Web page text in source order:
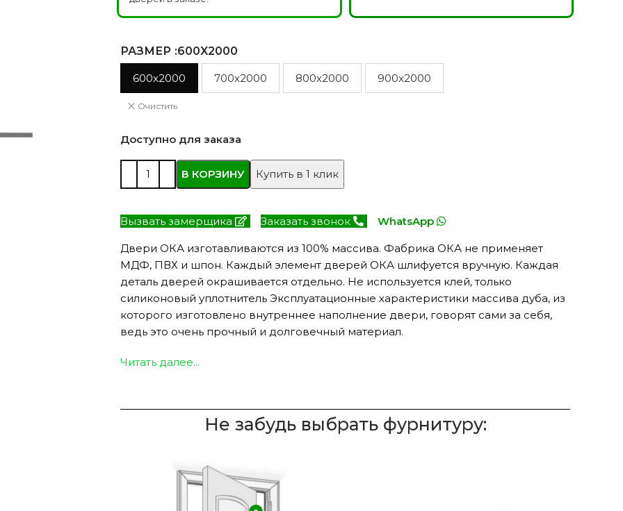
4 модели
Двери SOFT TOUCH
8 моделей
РАЗМЕР :600X2000
600x2000 700x2000 800x2000 900x2000
Очистить
Доступно для заказа
В КОРЗИНУ Купить в 1 клик
Вызвать замерщика Заказать звонок WhatsApp
Двери ОКА изготавливаются из 100% массива. Фабрика ОКА не применяет
МДФ, ПВХ и шпон. Каждый элемент дверей ОКА шлифуется вручную. Каждая
деталь дверей окрашивается отдельно. Не используется клей, только
силиконовый уплотнитель Эксплуатационные характеристики массива дуба, из
которого изготовлено внутреннее наполнение двери, говорят сами за себя,
ведь это очень прочный и долговечный материал.
Читать далее...
Не забудь выбрать фурнитуру: